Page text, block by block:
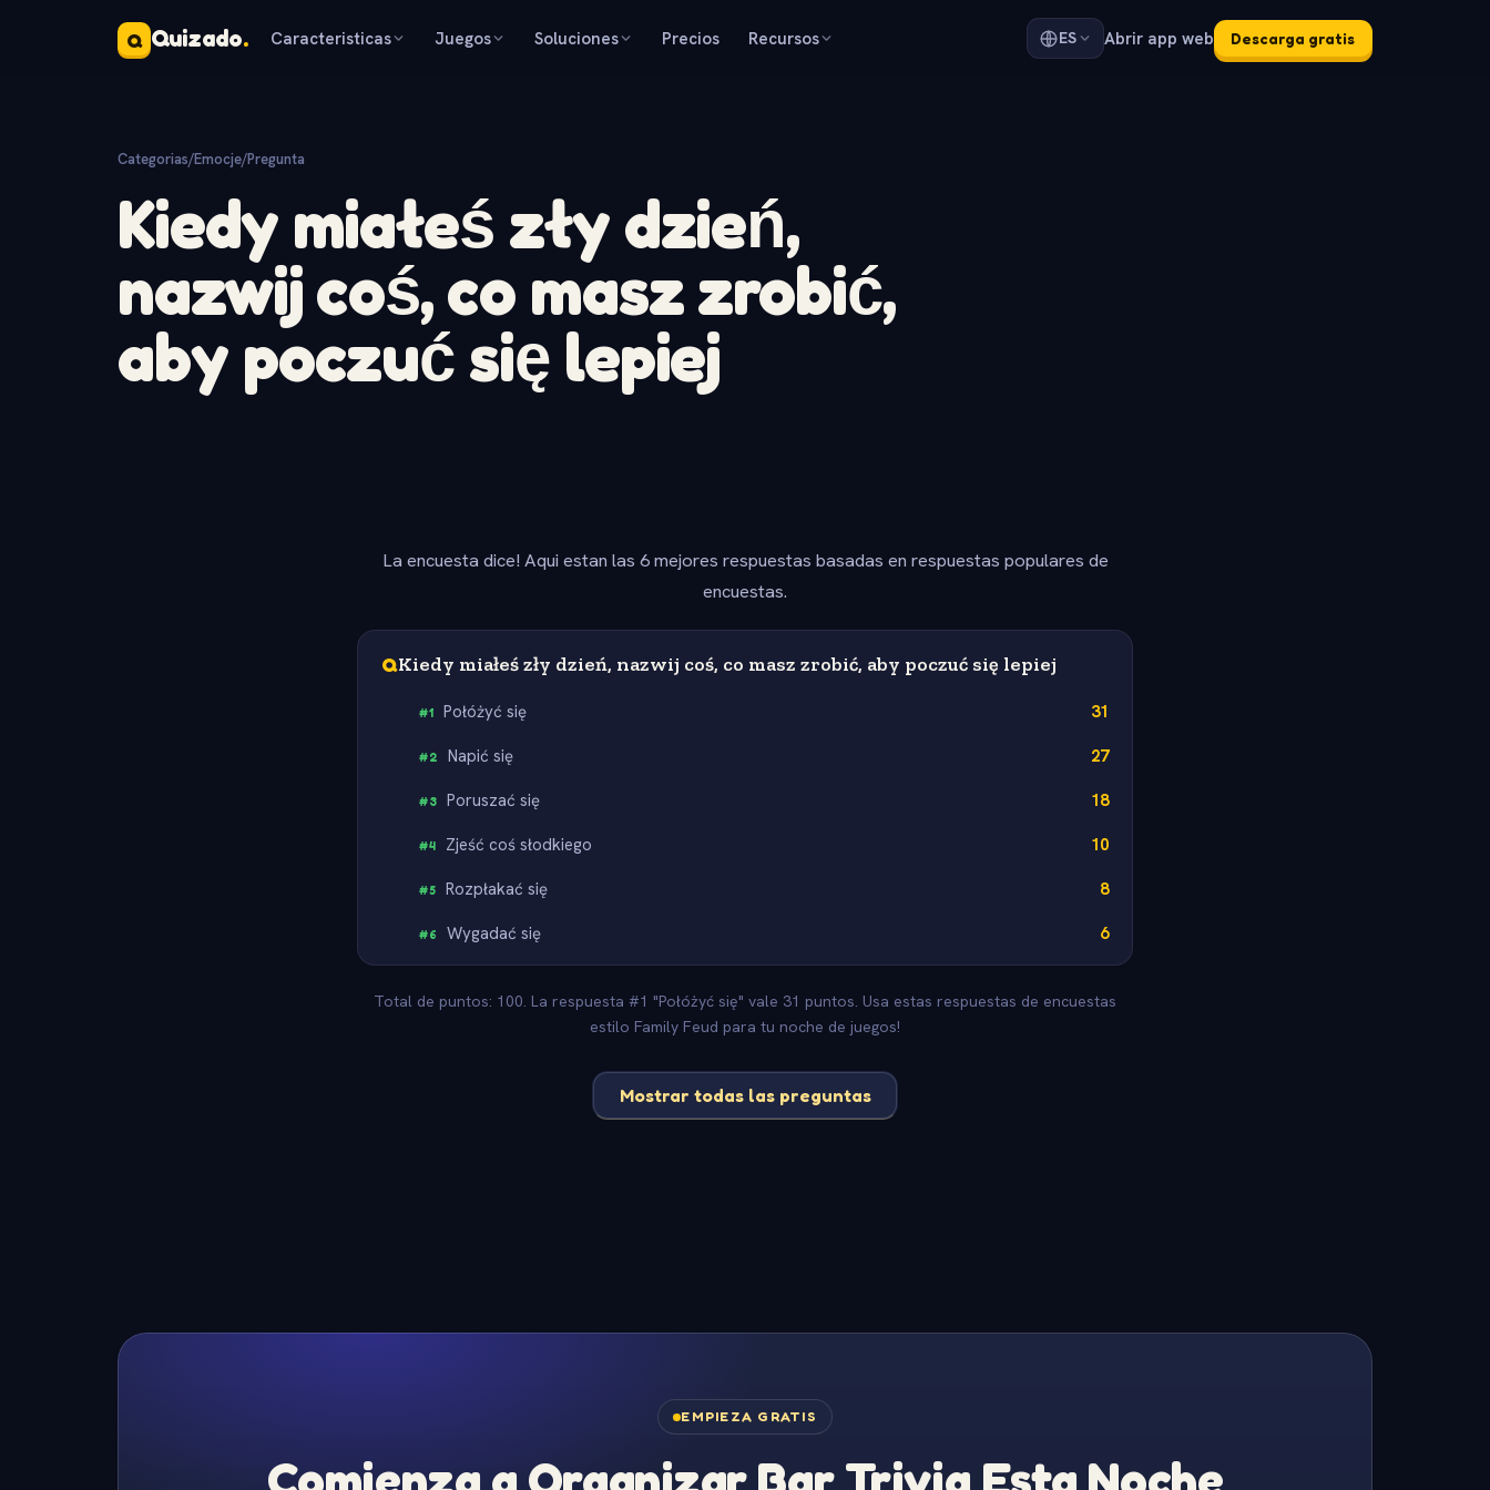
Q Quizado. Caracteristicas Juegos Soluciones Precios Recursos ES Abrir app web Descarga gratis
Categorias/Emocje/Pregunta
Kiedy miałeś zły dzień,
nazwij coś, co masz zrobić,
aby poczuć się lepiej
La encuesta dice! Aqui estan las 6 mejores respuestas basadas en respuestas populares de
encuestas.
QKiedy miałeś zły dzień, nazwij coś, co masz zrobić, aby poczuć się lepiej
#1 Połóżyć się 31
#2 Napić się 27
#3 Poruszać się 18
#4 Zjeść coś słodkiego 10
#5 Rozpłakać się 8
#6 Wygadać się 6
Total de puntos: 100. La respuesta #1 "Połóżyć się" vale 31 puntos. Usa estas respuestas de encuestas
estilo Family Feud para tu noche de juegos!
Mostrar todas las preguntas
EMPIEZA GRATIS